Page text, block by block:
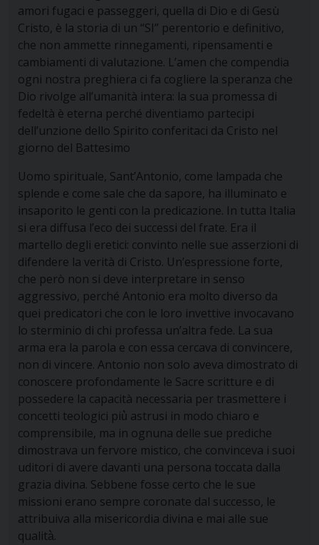
amori fugaci e passeggeri, quella di Dio e di Gesù
Cristo, è la storia di un “SI” perentorio e definitivo,
che non ammette rinnegamenti, ripensamenti e
cambiamenti di valutazione. L’amen che compendia
ogni nostra preghiera ci fa cogliere la speranza che
Dio rivolge all’umanità intera: la sua promessa di
fedeltà è eterna perché diventiamo partecipi
dell’unzione dello Spirito conferitaci da Cristo nel
giorno del Battesimo
Uomo spirituale, Sant’Antonio, come lampada che
splende e come sale che da sapore, ha illuminato e
insaporito le genti con la predicazione. In tutta Italia
si era diffusa l’eco dei successi del frate. Era il
martello degli eretici: convinto nelle sue asserzioni di
difendere la verità di Cristo. Un’espressione forte,
che però non si deve interpretare in senso
aggressivo, perché Antonio era molto diverso da
quei predicatori che con le loro invettive invocavano
lo sterminio di chi professa un’altra fede. La sua
arma era la parola e con essa cercava di convincere,
non di vincere. Antonio non solo aveva dimostrato di
conoscere profondamente le Sacre scritture e di
possedere la capacità necessaria per trasmettere i
concetti teologici più̀ astrusi in modo chiaro e
comprensibile, ma in ognuna delle sue prediche
dimostrava un fervore mistico, che convinceva i suoi
uditori di avere davanti una persona toccata dalla
grazia divina. Sebbene fosse certo che le sue
missioni erano sempre coronate dal successo, le
attribuiva alla misericordia divina e mai alle sue
qualità̀.